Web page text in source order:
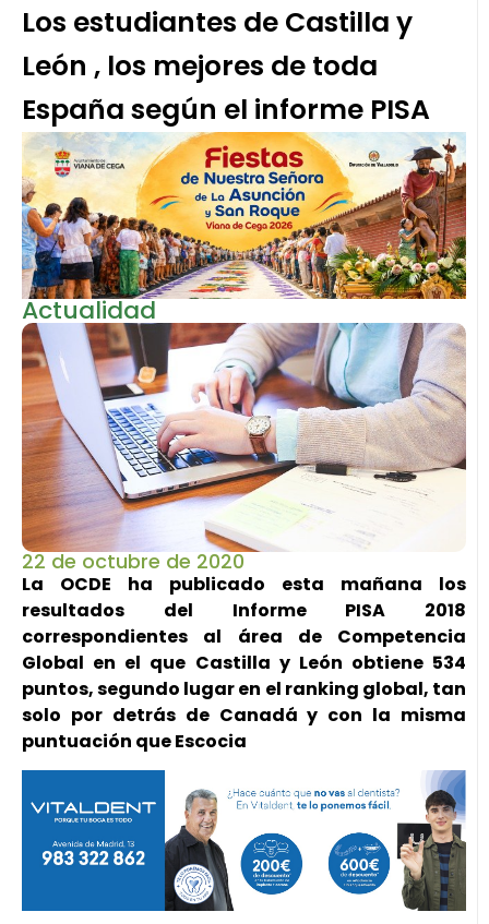
Los estudiantes de Castilla y
León , los mejores de toda
España según el informe PISA
Actualidad
22 de octubre de 2020
La OCDE ha publicado esta mañana los
resultados del Informe PISA 2018
correspondientes al área de Competencia
Global en el que Castilla y León obtiene 534
puntos, segundo lugar en el ranking global, tan
solo por detrás de Canadá y con la misma
puntuación que Escocia